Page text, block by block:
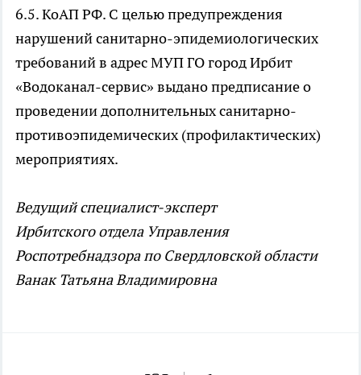
6.5. КоАП РФ. С целью предупреждения
нарушений санитарно-эпидемиологических
требований в адрес МУП ГО город Ирбит
«Водоканал-сервис» выдано предписание о
проведении дополнительных санитарно-
противоэпидемических (профилактических)
мероприятиях.
Ведущий специалист-эксперт
Ирбитского отдела Управления
Роспотребнадзора по Свердловской области
Ванак Татьяна Владимировна